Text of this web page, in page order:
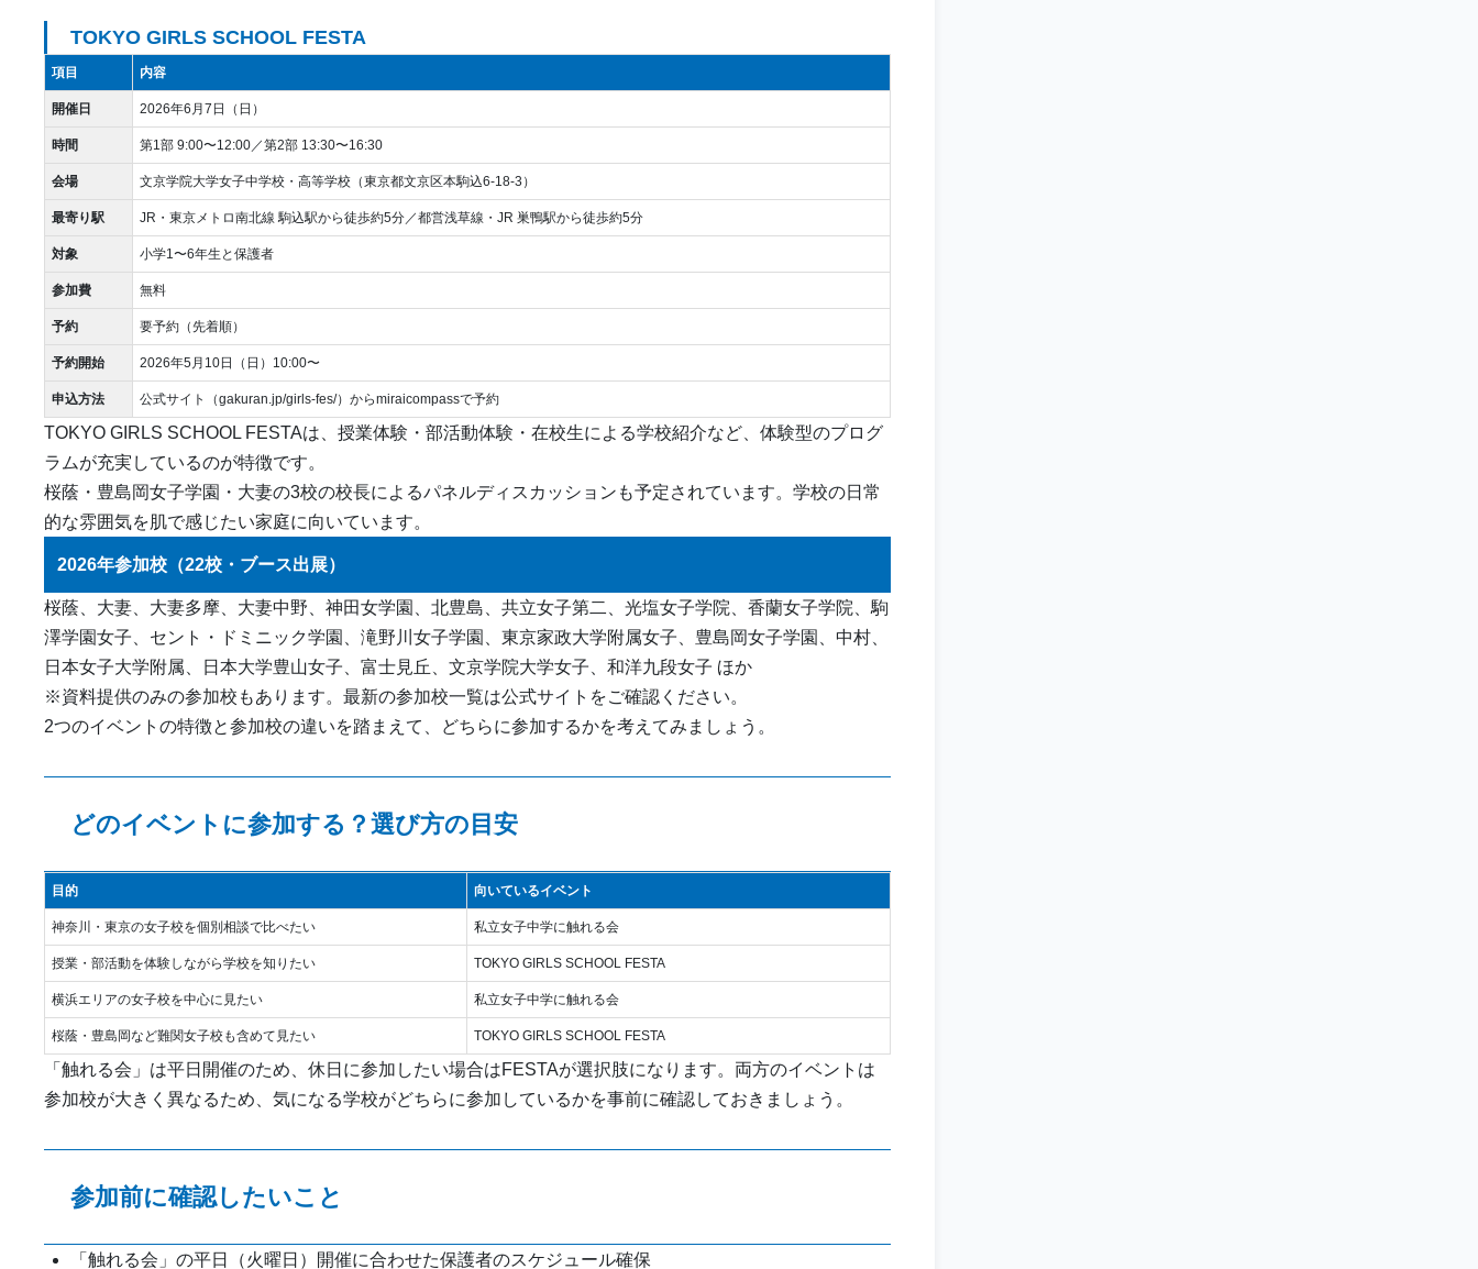
TOKYO GIRLS SCHOOL FESTA
項目 内容
開催日 2026年6月7日（日）
時間 第1部 9:00〜12:00／第2部 13:30〜16:30
会場 文京学院大学女子中学校・高等学校（東京都文京区本駒込6-18-3）
最寄り駅 JR・東京メトロ南北線 駒込駅から徒歩約5分／都営浅草線・JR 巣鴨駅から徒歩約5分
対象 小学1〜6年生と保護者
参加費 無料
予約 要予約（先着順）
予約開始 2026年5月10日（日）10:00〜
申込方法 公式サイト（gakuran.jp/girls-fes/）からmiraicompassで予約
TOKYO GIRLS SCHOOL FESTAは、授業体験・部活動体験・在校生による学校紹介など、体験型のプログ
ラムが充実しているのが特徴です。
桜蔭・豊島岡女子学園・大妻の3校の校長によるパネルディスカッションも予定されています。学校の日常
的な雰囲気を肌で感じたい家庭に向いています。
2026年参加校（22校・ブース出展）
桜蔭、大妻、大妻多摩、大妻中野、神田女学園、北豊島、共立女子第二、光塩女子学院、香蘭女子学院、駒
澤学園女子、セント・ドミニック学園、滝野川女子学園、東京家政大学附属女子、豊島岡女子学園、中村、
日本女子大学附属、日本大学豊山女子、富士見丘、文京学院大学女子、和洋九段女子 ほか
※資料提供のみの参加校もあります。最新の参加校一覧は公式サイトをご確認ください。
2つのイベントの特徴と参加校の違いを踏まえて、どちらに参加するかを考えてみましょう。
どのイベントに参加する？選び方の目安
目的 向いているイベント
神奈川・東京の女子校を個別相談で比べたい 私立女子中学に触れる会
授業・部活動を体験しながら学校を知りたい TOKYO GIRLS SCHOOL FESTA
横浜エリアの女子校を中心に見たい 私立女子中学に触れる会
桜蔭・豊島岡など難関女子校も含めて見たい TOKYO GIRLS SCHOOL FESTA
「触れる会」は平日開催のため、休日に参加したい場合はFESTAが選択肢になります。両方のイベントは
参加校が大きく異なるため、気になる学校がどちらに参加しているかを事前に確認しておきましょう。
参加前に確認したいこと
「触れる会」の平日（火曜日）開催に合わせた保護者のスケジュール確保